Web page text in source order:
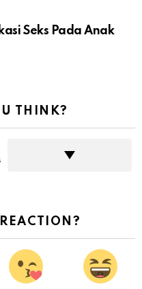
Seks Pada Anak
THINK?